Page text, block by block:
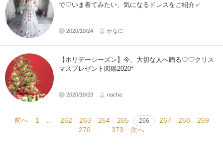
で♡いま着てみたい、気になるドレスをご紹介✓
2020/10/24 かなに
【ホリデーシーズン】今、大切な人へ贈る♡♡クリス
マスプレゼント図鑑2020*
2020/10/23 nacha
前へ 1 262 263 264 265 266 267 268
269
270
373 次へ